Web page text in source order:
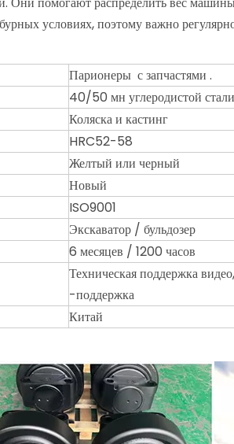
условиях, поэтому важно
Парионеры с запчастями .
40/50 мн углеродистой стали
Коляска и кастинг
HRC52-58
Желтый или черный
Новый
ISO9001
Экскаватор / бульдозер
6 месяцев / 1200 часов
Техническая поддержка
-поддержка
Китай